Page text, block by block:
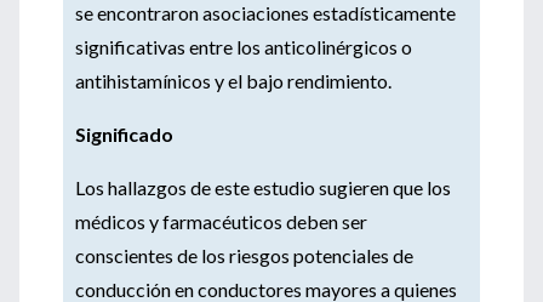
se encontraron asociaciones estadísticamente
significativas entre los anticolinérgicos o
antihistamínicos y el bajo rendimiento.
Significado
Los hallazgos de este estudio sugieren que los
médicos y farmacéuticos deben ser
conscientes de los riesgos potenciales de
conducción en conductores mayores a quienes